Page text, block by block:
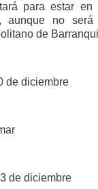
para estar en
aunque no
de
de diciembre
de diciembre